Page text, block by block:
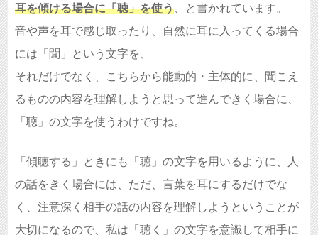
耳を傾ける場合に「聴」を使う 、と書かれています。
音や声を耳で感じ取ったり、自然に耳に入ってくる場合
には「聞」という文字を、
それだけでなく、こちらから能動的・主体的に、聞こえ
るものの内容を理解しようと思って進んできく場合に、
「聴」の文字を使うわけですね。
「傾聴する」ときにも「聴」の文字を用いるように、人
の話をきく場合には、ただ、言葉を耳にするだけでな
く、注意深く相手の話の内容を理解しようということが
大切になるので、私は「聴く」の文字を意識して相手に